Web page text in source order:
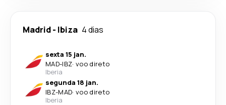
Madrid- Ibiza 4 dias
sexta 15 jan.
MAD-IBZ· voo direto
Iberia
segunda 18 jan.
IBZ-MAD· voo direto
Iberia